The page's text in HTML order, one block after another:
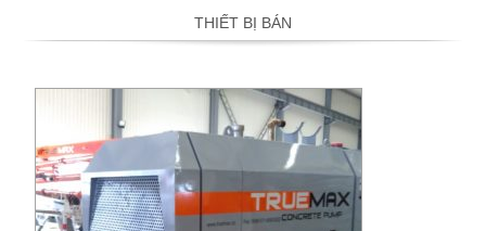
THIẾT BỊ BÁN